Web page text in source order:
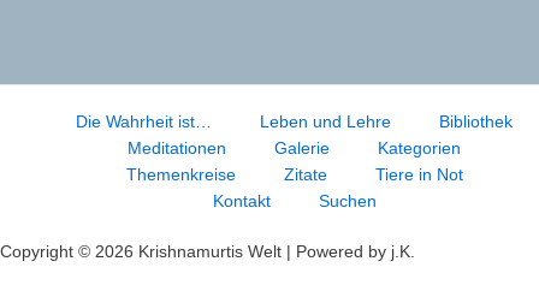
Die Wahrheit ist… Leben und Lehre
Bibliothek
Meditationen
Galerie
Kategorien
Themenkreise
Zitate
Tiere in Not
Kontakt
Suchen
Copyright © 2026 Krishnamurtis Welt | Powered by j.K.